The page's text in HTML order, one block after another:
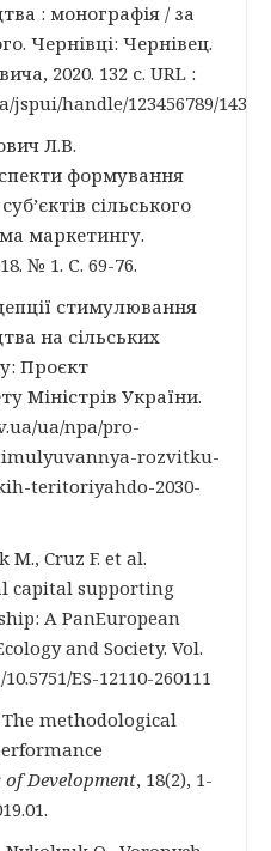
: монографія / за
Чернівці: Чернівец.
2020. 132 с. URL :
handle/123456789/1439.
Л.В.
формування
сільського
маркетингу.
№ 1. С. 69-76.
стимулювання
на сільських
Проєкт
Міністрів України.
ua/npa/pro-
rozvitku-
teritoriyahdo-2030-
M., Cruz F. et al.
capital supporting
A PanEuropean
and Society. Vol.
ES-12110-260111
The methodological
of Development, 18(2), 1-